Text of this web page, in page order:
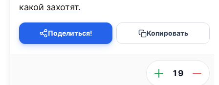
какой захотят.
Поделиться! Копировать
19